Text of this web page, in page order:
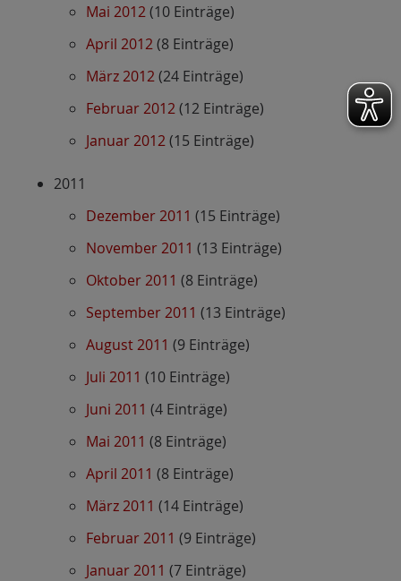
Mai 2012(10 Einträge)
April 2012(8 Einträge)
März 2012(24 Einträge)
Februar 2012(12 Einträge)
Januar 2012(15 Einträge)
2011
Dezember 2011 (15 Einträge)
November 2011 (13 Einträge)
Oktober 2011 (8 Einträge)
September 2011 (13 Einträge)
August 2011 (9 Einträge)
Juli 2011 (10 Einträge)
Juni 2011 (4 Einträge)
Mai 2011 (8 Einträge)
April 2011 (8 Einträge)
März 2011 (14 Einträge)
Februar 2011 (9 Einträge)
Januar 2011 (7 Einträge)